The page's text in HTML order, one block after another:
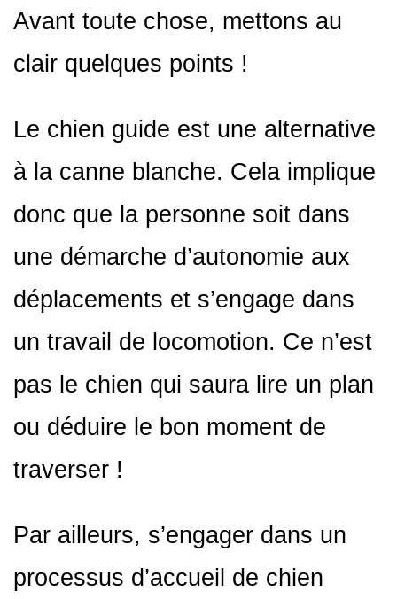
Avant toute chose, mettons au
clair quelques points !
Le chien guide est une alternative
à la canne blanche. Cela implique
donc que la personne soit dans
une démarche d’autonomie aux
déplacements et s’engage dans
un travail de locomotion. Ce n’est
pas le chien qui saura lire un plan
ou déduire le bon moment de
traverser !
Par ailleurs, s’engager dans un
processus d’accueil de chien